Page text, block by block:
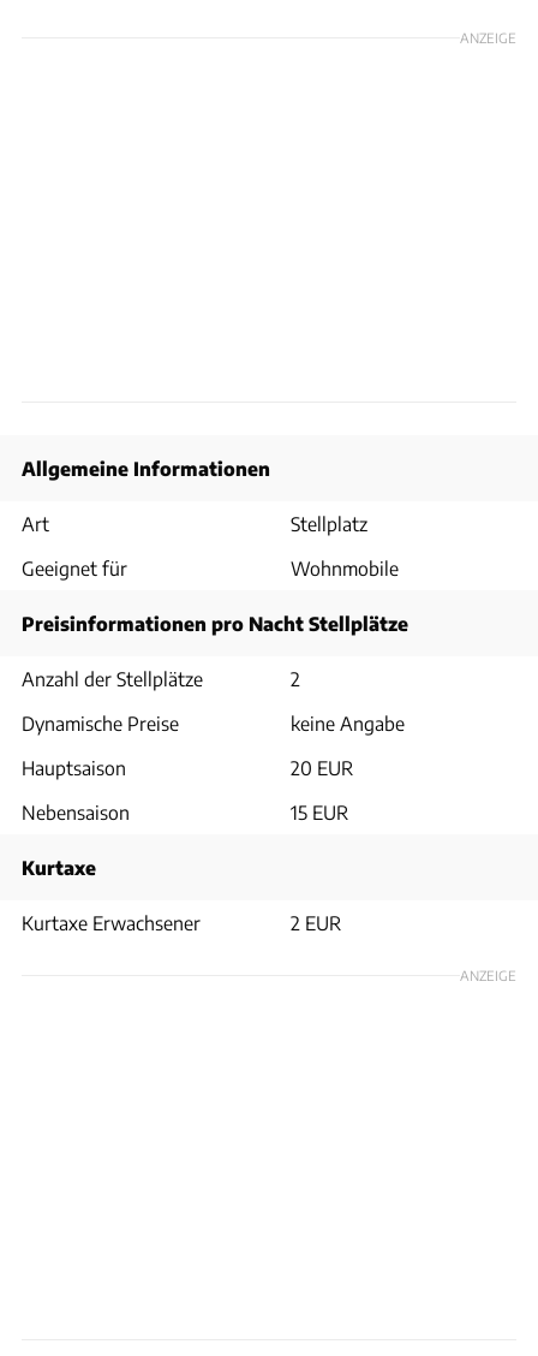
ANZEIGE
Allgemeine Informationen
Art
Stellplatz
Geeignet für
Wohnmobile
Preisinformationen pro Nacht Stellplätze
Anzahl der Stellplätze
2
Dynamische Preise
keine Angabe
Hauptsaison
20 EUR
Nebensaison
15 EUR
Kurtaxe
Kurtaxe Erwachsener 2 EUR
ANZEIGE